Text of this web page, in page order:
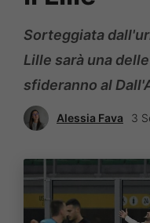
Sorteggiata
Lille sarà una
sfideranno al
Alessia Fava 3